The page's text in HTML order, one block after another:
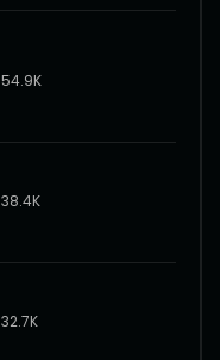
54.9K
38.4K
32.7K